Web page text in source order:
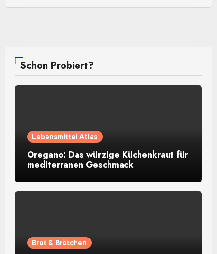
Schon Probiert?
Lebensmittel Atlas
Oregano: Das würzige Küchenkraut für
mediterranen Geschmack
Brot & Brötchen